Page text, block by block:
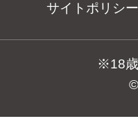
サイトポリシ
※18歳